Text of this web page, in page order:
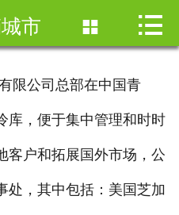
 首页
营销网络
人力资源
市  
公司总部在中国青
库，便于集中管理和时时
客户和拓展国外市场，公
处，其中包括：美国芝加